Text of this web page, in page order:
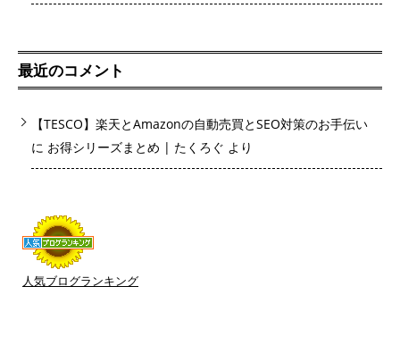
最近のコメント
【TESCO】楽天とAmazonの自動売買とSEO対策のお手伝い
に お得シリーズまとめ | たくろぐ より
人気ブログランキング